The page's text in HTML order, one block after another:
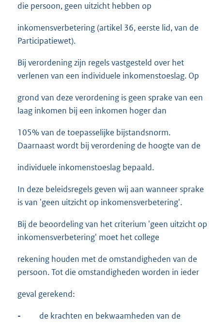
die persoon, geen uitzicht hebben op
inkomensverbetering (artikel 36, eerste lid, van de
Participatiewet).
Bij verordening zijn regels vastgesteld over het
verlenen van een individuele inkomenstoeslag. Op
grond van deze verordening is geen sprake van een
laag inkomen bij een inkomen hoger dan
105% van de toepasselijke bijstandsnorm.
Daarnaast wordt bij verordening de hoogte van de
individuele inkomenstoeslag bepaald.
In deze beleidsregels geven wij aan wanneer sprake
is van 'geen uitzicht op inkomensverbetering'.
Bij de beoordeling van het criterium 'geen uitzicht op
inkomensverbetering' moet het college
rekening houden met de omstandigheden van de
persoon. Tot die omstandigheden worden in ieder
geval gerekend:
-
de krachten en bekwaamheden van de